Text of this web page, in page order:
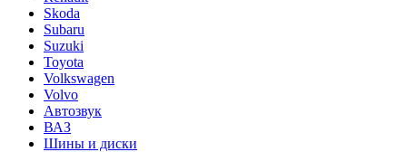
Skoda
Subaru
Suzuki
Toyota
Volkswagen
Volvo
Автозвук
ВАЗ
Шины и диски